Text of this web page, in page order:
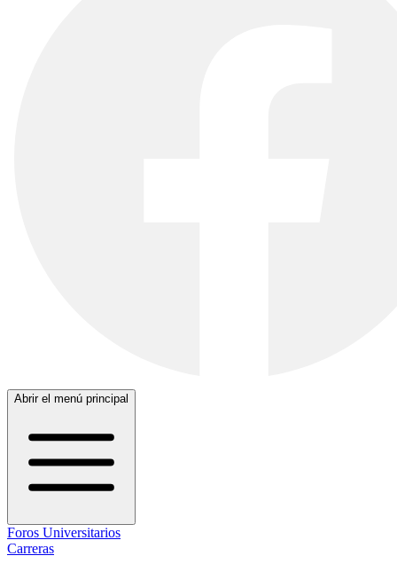
Abrir el menú principal
Foros Universitarios
Carreras